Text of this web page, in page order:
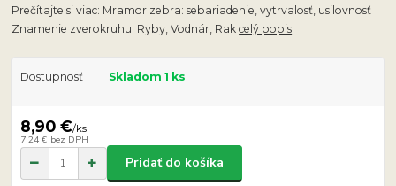
Prečítajte si viac: Mramor zebra: sebariadenie, vytrvalosť, usilovnosť
Znamenie zverokruhu: Ryby, Vodnár, Rakcelý popis
Dostupnosť Skladom 1 ks
8,90 €/ks
7,24 € bez DPH
Pridať do košíka